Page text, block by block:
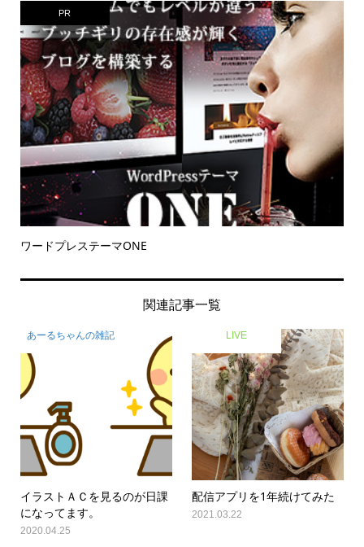
PR
ワードプレステーマONE
関連記事一覧
あーるちゃんの雑記
イラストＡＣを見るのが日課
になってます。
2020.04.25
LIVE
配信アプリを1年続けてみた
2021.03.22